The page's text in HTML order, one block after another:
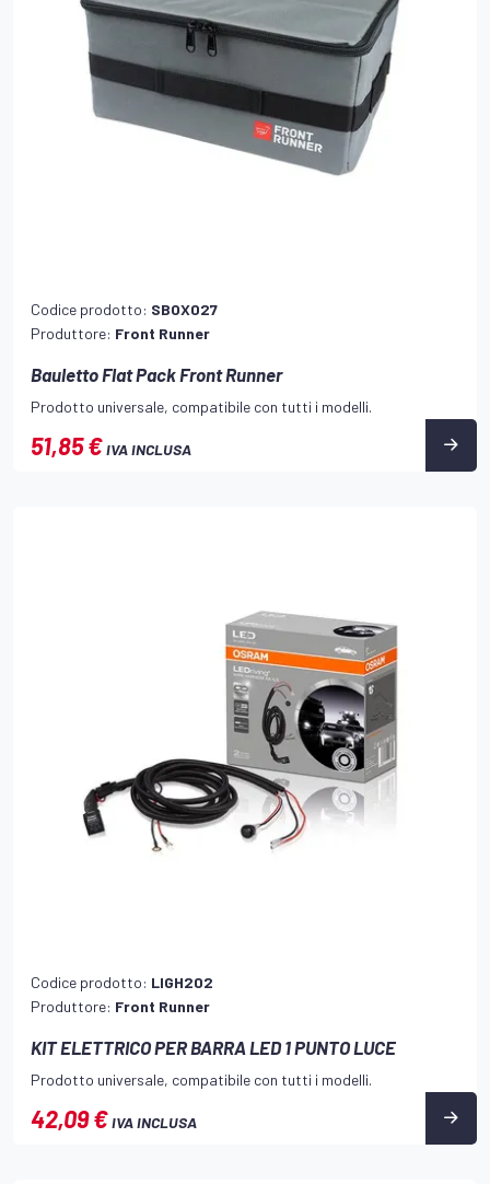
Codice prodotto: SBOX027
Produttore: Front Runner
Bauletto Flat Pack Front Runner
Prodotto universale, compatibile con tutti i modelli.
51,85 €IVA INCLUSA
Codice prodotto: LIGH202
Produttore: Front Runner
KIT ELETTRICO PER BARRA LED 1 PUNTO LUCE
Prodotto universale, compatibile con tutti i modelli.
42,09 €IVA INCLUSA